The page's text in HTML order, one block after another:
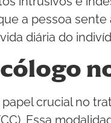
a pessoa sente
diária do
crucial no